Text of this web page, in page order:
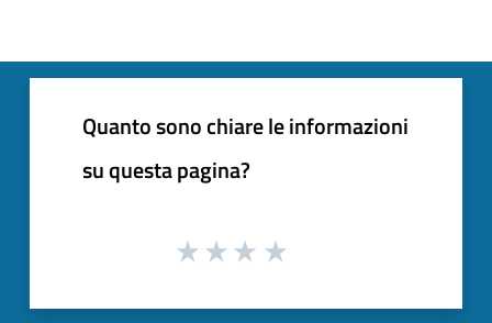
Quanto sono chiare le informazioni
su questa pagina?